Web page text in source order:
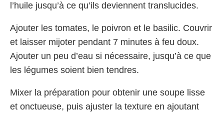
l’huile jusqu’à ce qu’ils deviennent translucides.
Ajouter les tomates, le poivron et le basilic. Couvrir
et laisser mijoter pendant 7 minutes à feu doux.
Ajouter un peu d’eau si nécessaire, jusqu’à ce que
les légumes soient bien tendres.
Mixer la préparation pour obtenir une soupe lisse
et onctueuse, puis ajuster la texture en ajoutant